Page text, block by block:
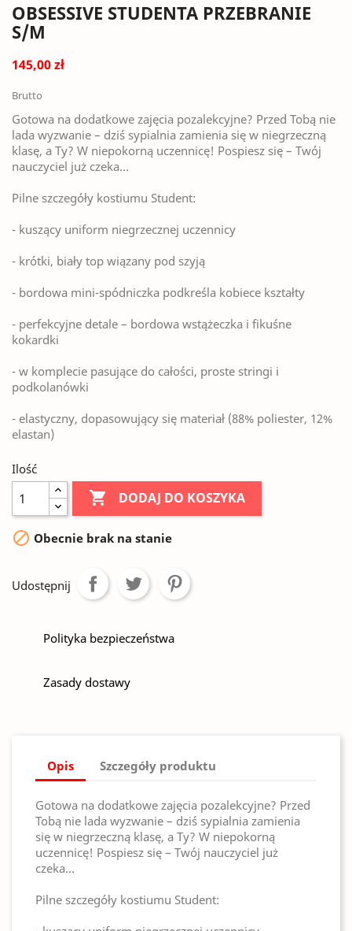
OBSESSIVE STUDENTA PRZEBRANIE
S/M
145,00 zł
Brutto
Gotowa na dodatkowe zajęcia pozalekcyjne? Przed Tobą nie
lada wyzwanie – dziś sypialnia zamienia się w niegrzeczną
klasę, a Ty? W niepokorną uczennicę! Pospiesz się – Twój
nauczyciel już czeka…
Pilne szczegóły kostiumu Student:
- kuszący uniform niegrzecznej uczennicy
- krótki, biały top wiązany pod szyją
- bordowa mini-spódniczka podkreśla kobiece kształty
- perfekcyjne detale – bordowa wstążeczka i fikuśne
kokardki
- w komplecie pasujące do całości, proste stringi i
podkolanówki
- elastyczny, dopasowujący się materiał (88% poliester, 12%
elastan)
Ilość
 DODAJ DO KOSZYKA
 Obecnie brak na stanie
Udostępnij
Polityka bezpieczeństwa
Zasady dostawy
Opis Szczegóły produktu
Gotowa na dodatkowe zajęcia pozalekcyjne? Przed
Tobą nie lada wyzwanie – dziś sypialnia zamienia
się w niegrzeczną klasę, a Ty? W niepokorną
uczennicę! Pospiesz się – Twój nauczyciel już
czeka…
Pilne szczegóły kostiumu Student: